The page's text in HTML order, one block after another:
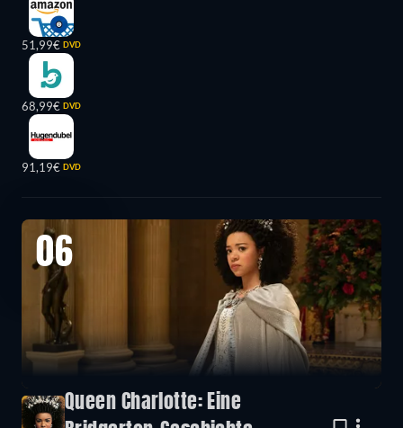
51,99€ DVD
68,99€ DVD
91,19€ DVD
06
Queen Charlotte: Eine